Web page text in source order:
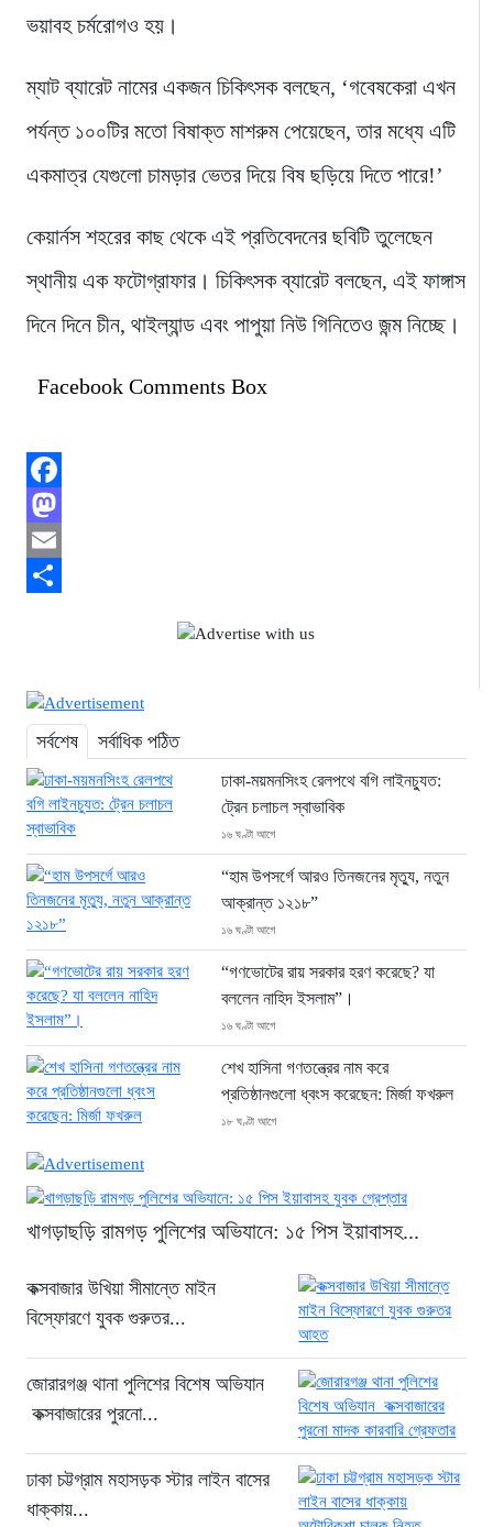
ভয়াবহ চর্মরোগও হয়।
ম্যাট ব্যারেট নামের একজন চিকিৎসক বলছেন, ‘গবেষকেরা এখন
পর্যন্ত ১০০টির মতো বিষাক্ত মাশরুম পেয়েছেন, তার মধ্যে এটি
একমাত্র যেগুলো চামড়ার ভেতর দিয়ে বিষ ছড়িয়ে দিতে পারে!’
কেয়ার্নস শহরের কাছ থেকে এই প্রতিবেদনের ছবিটি তুলেছেন
স্থানীয় এক ফটোগ্রাফার। চিকিৎসক ব্যারেট বলছেন, এই ফাঙ্গাস
দিনে দিনে চীন, থাইল্যান্ড এবং পাপুয়া নিউ গিনিতেও জন্ম নিচ্ছে।
Facebook Comments Box
Facebook
Mastodon
Email
সর্বশেষ সর্বাধিক পঠিত
ঢাকা-ময়মনসিংহ রেলপথে বগি লাইনচ্যুত:
ট্রেন চলাচল স্বাভাবিক
১৬ ঘণ্টা আগে
“হাম উপসর্গে আরও তিনজনের মৃত্যু, নতুন
আক্রান্ত ১২১৮”
১৬ ঘণ্টা আগে
“গণভোটের রায় সরকার হরণ করেছে? যা
বললেন নাহিদ ইসলাম”।
১৬ ঘণ্টা আগে
শেখ হাসিনা গণতন্ত্রের নাম করে
প্রতিষ্ঠানগুলো ধ্বংস করেছেন: মির্জা ফখরুল
১৮ ঘণ্টা আগে
স্কুলে আরও ৭ জনকে হত্যা
৮টি তাজা প্রাণ, হাসপাতালে ২৫
সিলিন্ডার লিকেজে ভয়াবহ অগ্নিকাণ্ড: দগ্ধ ৩
জনের অবস্থা আশঙ্কাজনক
খুনির দোসর ও ফ্যাসিবাদের সহযোগী’,
সাকিবকে নিয়ে বিস্ফোরক আসিফ আকবর
খাগড়াছড়ি রামগড় পুলিশের অভিযানে: ১৫ পিস ইয়াবাসহ...
কক্সবাজার উখিয়া সীমান্তে মাইন
বিস্ফোরণে যুবক গুরুতর...
জোরারগঞ্জ থানা পুলিশের বিশেষ অভিযান
কক্সবাজারের পুরনো...
ঢাকা চট্টগ্রাম মহাসড়ক স্টার লাইন বাসের
ধাক্কায়...